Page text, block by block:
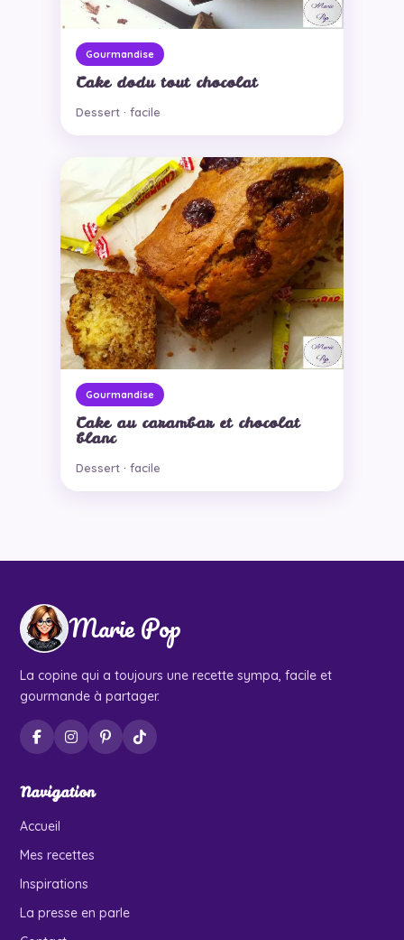
Gourmandise
Cake dodu tout chocolat
Dessert · facile
Gourmandise
Cake au carambar et chocolat
blanc
Dessert · facile
Marie Pop
La copine qui a toujours une recette sympa, facile et
gourmande à partager.
Navigation
Accueil
Mes recettes
Inspirations
La presse en parle